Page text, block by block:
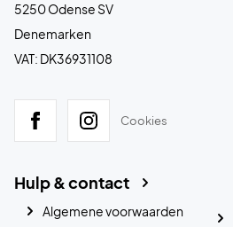
5250 Odense SV
Denemarken
VAT: DK36931108
Cookies
Hulp & contact
Algemene voorwaarden